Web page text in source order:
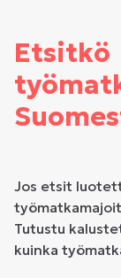
Etsitkö
Jos etsit
Tutustu
kuinka